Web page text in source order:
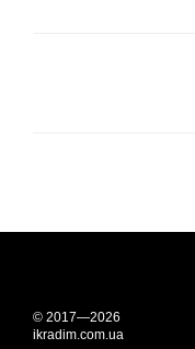
© 2017—2026
ikradim.com.ua